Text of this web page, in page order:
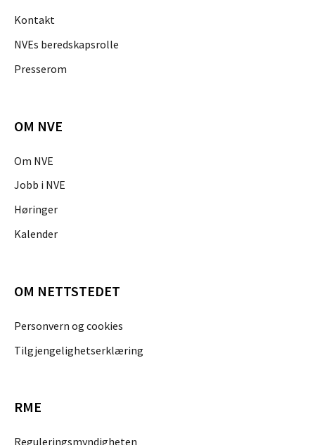
Kontakt
NVEs beredskapsrolle
Presserom
OM NVE
Om NVE
Jobb i NVE
Høringer
Kalender
OM NETTSTEDET
Personvern og cookies
Tilgjengelighetserklæring
RME
Reguleringsmyndigheten